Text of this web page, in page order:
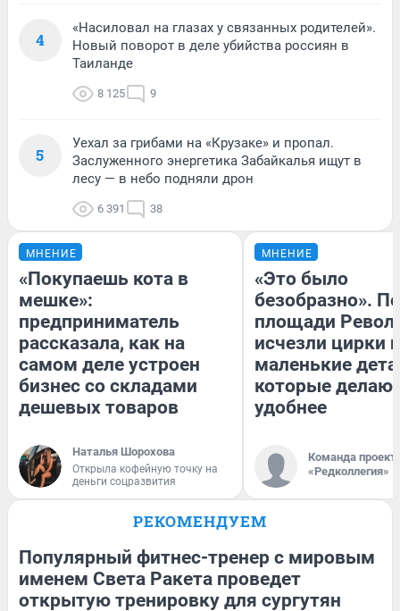
4
«Насиловал на глазах у связанных родителей».
Новый поворот в деле убийства россиян в
Таиланде
8 125 9
5
Уехал за грибами на «Крузаке» и пропал.
Заслуженного энергетика Забайкалья ищут в
лесу — в небо подняли дрон
6 391 38
МНЕНИЕ
«Покупаешь кота в
мешке»:
предприниматель
рассказала, как на
самом деле устроен
бизнес со складами
дешевых товаров
Наталья Шорохова
Открыла кофейную точку на
деньги соцразвития
МНЕНИЕ
«Это было
безобразно».
площади
исчезли цирки
маленькие
которые
удобнее
Команда
«Редколлегия»
РЕКОМЕНДУЕМ
Популярный фитнес-тренер с мировым
именем Света Ракета проведет
открытую тренировку для сургутян